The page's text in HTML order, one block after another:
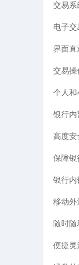
交易系
电子
界面直
交易操
个人和
银行内
高度安
保障银
银行内
移动外
随时
便捷灵